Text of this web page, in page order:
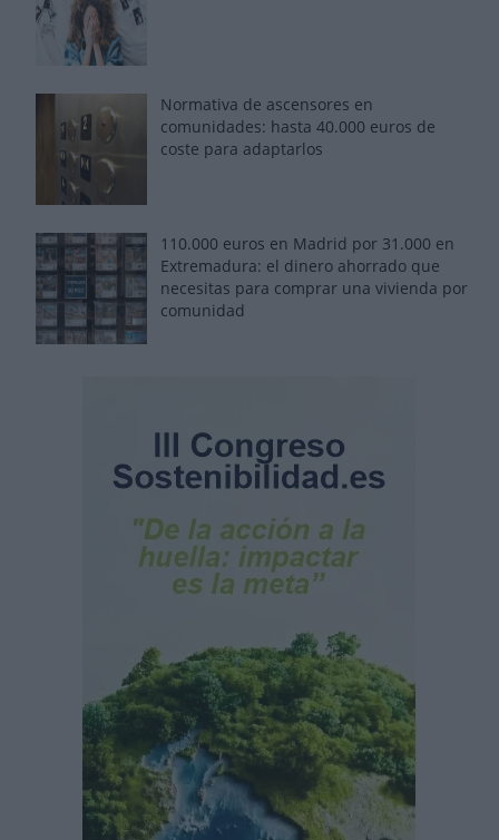
Normativa de ascensores en
comunidades: hasta 40.000 euros de
coste para adaptarlos
110.000 euros en Madrid por 31.000 en
Extremadura: el dinero ahorrado que
necesitas para comprar una vivienda por
comunidad